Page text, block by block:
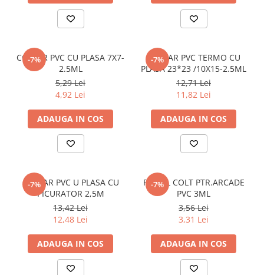
Zăvoare și lacăte
Capace și capete de stâlp
Profile pentru mână curentă
Mână curentă (țeavă)
Mână curentă plină
Terminații mână curentă
Stâlpi pentru rețele
Stâlpi din beton
Stâlpi electricitate vibrati
Consumabile
Bandă de mascare
Bandă de reparații
Bandă de semnalizare
Consumabile pentru tăiere,
-7%
COLTAR PVC CU PLASA 7X7-
2.5ML
5,29 Lei
4,92 Lei
ADAUGA IN COS
-7%
COLTAR PVC TERMO CU
PLASA 23*23 /10X15-2.5ML
12,71 Lei
11,82 Lei
ADAUGA IN COS
-7%
COLTAR PVC U PLASA CU
PICURATOR 2,5M
13,42 Lei
12,48 Lei
ADAUGA IN COS
-7%
PROFIL COLT PTR.ARCADE
PVC 3ML
3,56 Lei
3,31 Lei
ADAUGA IN COS